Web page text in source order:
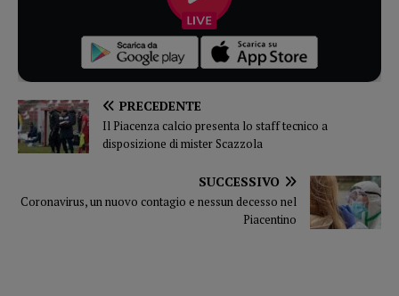
PRECEDENTE
Il Piacenza calcio presenta lo staff tecnico a
disposizione di mister Scazzola
SUCCESSIVO
Coronavirus, un nuovo contagio e nessun decesso nel
Piacentino